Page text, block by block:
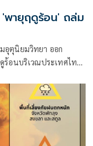
พายุฤดูร้อน' ถล่ม
อุตุนิยมวิทยา ออก
ร้อนบริเวณประเทศไทย